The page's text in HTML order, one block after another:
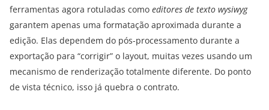
ferramentas agora rotuladas como editores de texto wysiwyg
garantem apenas uma formatação aproximada durante a
edição. Elas dependem do pós-processamento durante a
exportação para “corrigir” o layout, muitas vezes usando um
mecanismo de renderização totalmente diferente. Do ponto
de vista técnico, isso já quebra o contrato.